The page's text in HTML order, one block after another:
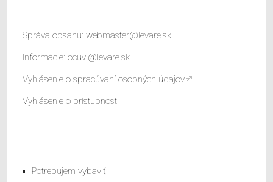
Správa obsahu: webmaster@levare.sk
Informácie: ocuvl@levare.sk
Vyhlásenie o spracúvaní osobných údajov
Vyhlásenie o prístupnosti
Potrebujem vybaviť